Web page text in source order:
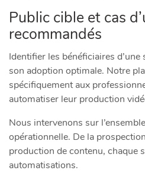
Public cible et cas
recommandés
Identifier les bénéficiaires
son adoption optimale. Notre
spécifiquement aux
automatiser leur production
Nous intervenons sur
opérationnelle. De la
production de contenu, chaque
automatisations.